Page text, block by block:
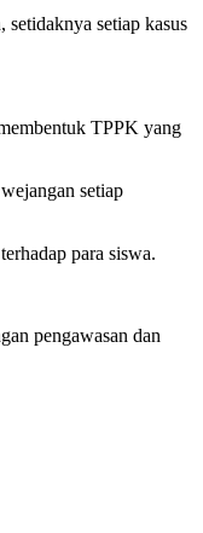
setiap kasus
TPPK yang
setiap
para siswa.
pengawasan dan